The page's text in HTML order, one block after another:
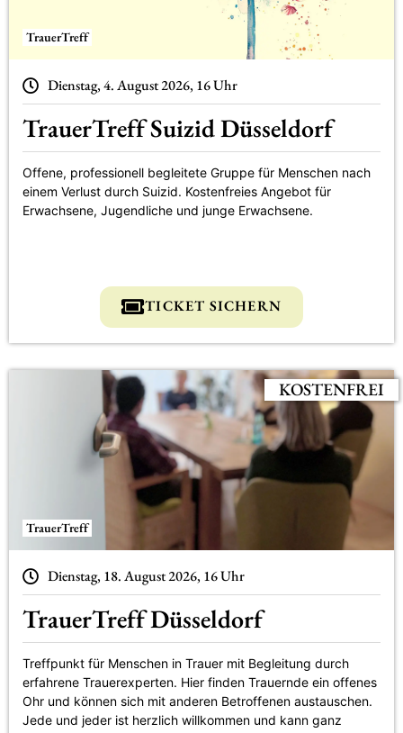
TrauerTreff
Dienstag, 4. August 2026, 16 Uhr
TrauerTreff Suizid Düsseldorf
Offene, professionell begleitete Gruppe für Menschen nach
einem Verlust durch Suizid. Kostenfreies Angebot für
Erwachsene, Jugendliche und junge Erwachsene.
TICKET SICHERN
KOSTENFREI
TrauerTreff
Dienstag, 18. August 2026, 16 Uhr
TrauerTreff Düsseldorf
Treffpunkt für Menschen in Trauer mit Begleitung durch
erfahrene Trauerexperten. Hier finden Trauernde ein offenes
Ohr und können sich mit anderen Betroffenen austauschen.
Jede und jeder ist herzlich willkommen und kann ganz